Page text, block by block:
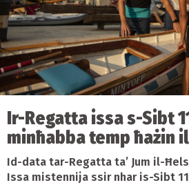
Ir-Regatta issa s-Sibt
minħabba temp ħażin
Id-data tar-Regatta ta’ Jum il-
Issa mistennija ssir nhar is-Sibt 11